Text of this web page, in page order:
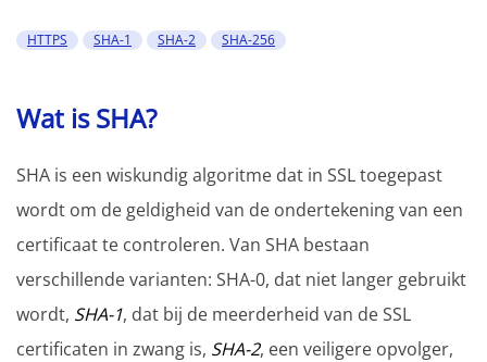
HTTPS SHA-1 SHA-2 SHA-256
Wat is SHA?
SHA is een wiskundig algoritme dat in SSL toegepast
wordt om de geldigheid van de ondertekening van een
certificaat te controleren. Van SHA bestaan
verschillende varianten: SHA-0, dat niet langer gebruikt
wordt, SHA-1, dat bij de meerderheid van de SSL
certificaten in zwang is, SHA-2, een veiligere opvolger,